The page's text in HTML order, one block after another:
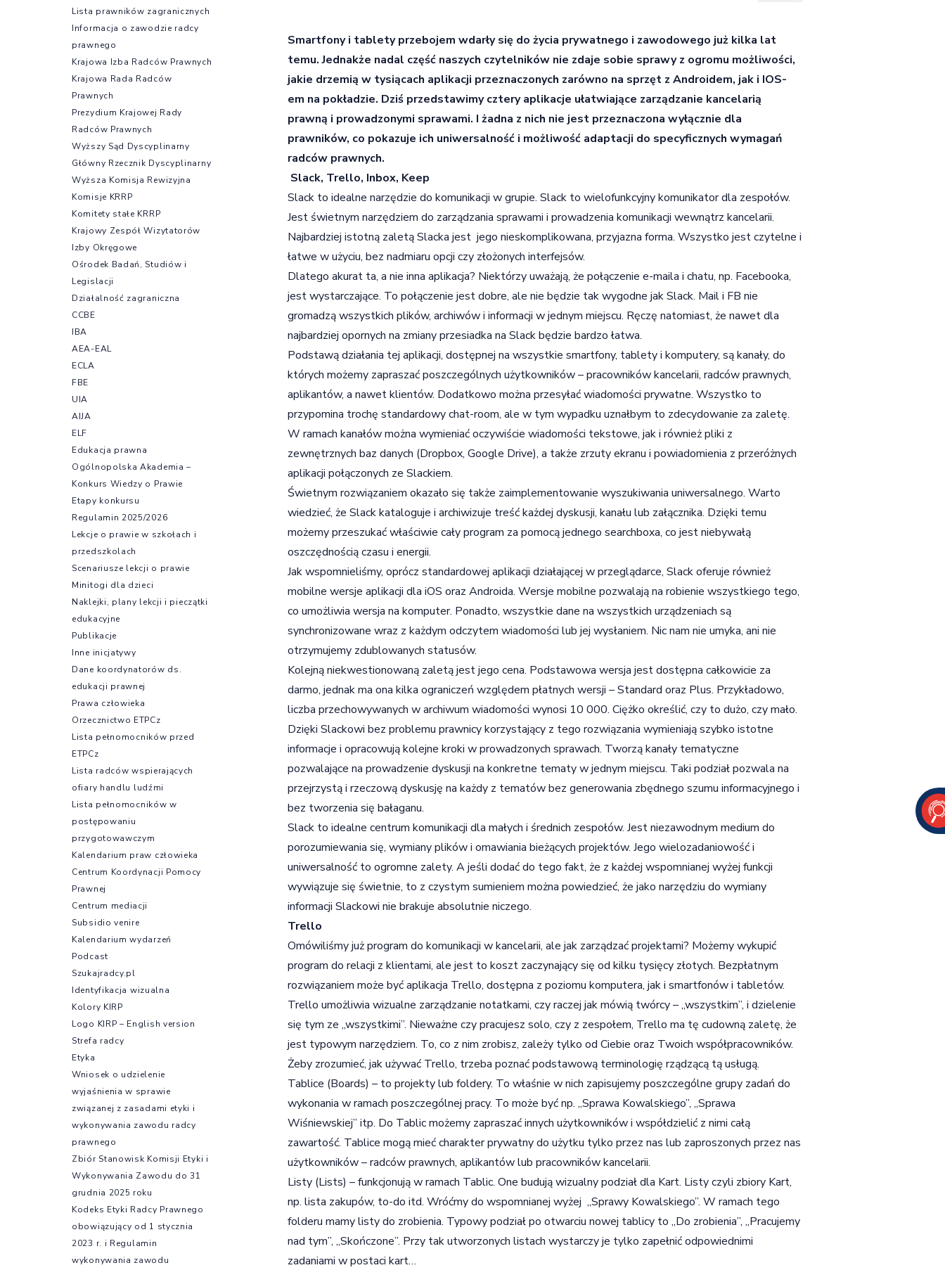
Smartfony i tablety przebojem wdarły się do życia prywatnego i zawodowego już kilka lat
temu. Jednakże nadal część naszych czytelników nie zdaje sobie sprawy z ogromu możliwości,
jakie drzemią w tysiącach aplikacji przeznaczonych zarówno na sprzęt z Androidem, jak i IOS-
em na pokładzie. Dziś przedstawimy cztery aplikacje ułatwiające zarządzanie kancelarią
prawną i prowadzonymi sprawami. I żadna z nich nie jest przeznaczona wyłącznie dla
prawników, co pokazuje ich uniwersalność i możliwość adaptacji do specyficznych wymagań
radców prawnych.
Slack, Trello, Inbox, Keep
Slack to idealne narzędzie do komunikacji w grupie. Slack to wielofunkcyjny komunikator dla zespołów.
Jest świetnym narzędziem do zarządzania sprawami i prowadzenia komunikacji wewnątrz kancelarii.
Najbardziej istotną zaletą Slacka jest jego nieskomplikowana, przyjazna forma. Wszystko jest czytelne i
łatwe w użyciu, bez nadmiaru opcji czy złożonych interfejsów.
Dlatego akurat ta, a nie inna aplikacja? Niektórzy uważają, że połączenie e-maila i chatu, np. Facebooka,
jest wystarczające. To połączenie jest dobre, ale nie będzie tak wygodne jak Slack. Mail i FB nie
gromadzą wszystkich plików, archiwów i informacji w jednym miejscu. Ręczę natomiast, że nawet dla
najbardziej opornych na zmiany przesiadka na Slack będzie bardzo łatwa.
Podstawą działania tej aplikacji, dostępnej na wszystkie smartfony, tablety i komputery, są kanały, do
których możemy zapraszać poszczególnych użytkowników – pracowników kancelarii, radców prawnych,
aplikantów, a nawet klientów. Dodatkowo można przesyłać wiadomości prywatne. Wszystko to
przypomina trochę standardowy chat-room, ale w tym wypadku uznałbym to zdecydowanie za zaletę.
W ramach kanałów można wymieniać oczywiście wiadomości tekstowe, jak i również pliki z
zewnętrznych baz danych (Dropbox, Google Drive), a także zrzuty ekranu i powiadomienia z przeróżnych
aplikacji połączonych ze Slackiem.
Świetnym rozwiązaniem okazało się także zaimplementowanie wyszukiwania uniwersalnego. Warto
wiedzieć, że Slack kataloguje i archiwizuje treść każdej dyskusji, kanału lub załącznika. Dzięki temu
możemy przeszukać właściwie cały program za pomocą jednego searchboxa, co jest niebywałą
oszczędnością czasu i energii.
Jak wspomnieliśmy, oprócz standardowej aplikacji działającej w przeglądarce, Slack oferuje również
mobilne wersje aplikacji dla iOS oraz Androida. Wersje mobilne pozwalają na robienie wszystkiego tego,
co umożliwia wersja na komputer. Ponadto, wszystkie dane na wszystkich urządzeniach są
synchronizowane wraz z każdym odczytem wiadomości lub jej wysłaniem. Nic nam nie umyka, ani nie
otrzymujemy zdublowanych statusów.
Kolejną niekwestionowaną zaletą jest jego cena. Podstawowa wersja jest dostępna całkowicie za
darmo, jednak ma ona kilka ograniczeń względem płatnych wersji – Standard oraz Plus. Przykładowo,
liczba przechowywanych w archiwum wiadomości wynosi 10 000. Ciężko określić, czy to dużo, czy mało.
Dzięki Slackowi bez problemu prawnicy korzystający z tego rozwiązania wymieniają szybko istotne
informacje i opracowują kolejne kroki w prowadzonych sprawach. Tworzą kanały tematyczne
pozwalające na prowadzenie dyskusji na konkretne tematy w jednym miejscu. Taki podział pozwala na
przejrzystą i rzeczową dyskusję na każdy z tematów bez generowania zbędnego szumu informacyjnego i
bez tworzenia się bałaganu.
Slack to idealne centrum komunikacji dla małych i średnich zespołów. Jest niezawodnym medium do
porozumiewania się, wymiany plików i omawiania bieżących projektów. Jego wielozadaniowość i
uniwersalność to ogromne zalety. A jeśli dodać do tego fakt, że z każdej wspomnianej wyżej funkcji
wywiązuje się świetnie, to z czystym sumieniem można powiedzieć, że jako narzędziu do wymiany
informacji Slackowi nie brakuje absolutnie niczego.
Trello
Omówiliśmy już program do komunikacji w kancelarii, ale jak zarządzać projektami? Możemy wykupić
program do relacji z klientami, ale jest to koszt zaczynający się od kilku tysięcy złotych. Bezpłatnym
rozwiązaniem może być aplikacja Trello, dostępna z poziomu komputera, jak i smartfonów i tabletów.
Trello umożliwia wizualne zarządzanie notatkami, czy raczej jak mówią twórcy – „wszystkim”, i dzielenie
się tym ze „wszystkimi”. Nieważne czy pracujesz solo, czy z zespołem, Trello ma tę cudowną zaletę, że
jest typowym narzędziem. To, co z nim zrobisz, zależy tylko od Ciebie oraz Twoich współpracowników.
Żeby zrozumieć, jak używać Trello, trzeba poznać podstawową terminologię rządzącą tą usługą.
Tablice (Boards) – to projekty lub foldery. To właśnie w nich zapisujemy poszczególne grupy zadań do
wykonania w ramach poszczególnej pracy. To może być np. „Sprawa Kowalskiego”, „Sprawa
Wiśniewskiej” itp. Do Tablic możemy zapraszać innych użytkowników i współdzielić z nimi całą
zawartość. Tablice mogą mieć charakter prywatny do użytku tylko przez nas lub zaproszonych przez nas
użytkowników – radców prawnych, aplikantów lub pracowników kancelarii.
Listy (Lists) – funkcjonują w ramach Tablic. One budują wizualny podział dla Kart. Listy czyli zbiory Kart,
np. lista zakupów, to-do itd. Wróćmy do wspomnianej wyżej „Sprawy Kowalskiego”. W ramach tego
folderu mamy listy do zrobienia. Typowy podział po otwarciu nowej tablicy to „Do zrobienia”, „Pracujemy
nad tym”, „Skończone”. Przy tak utworzonych listach wystarczy je tylko zapełnić odpowiednimi
zadaniami w postaci kart…
Lista prawników zagranicznych
Informacja o zawodzie radcy
prawnego
Krajowa Izba Radców Prawnych
Krajowa Rada Radców
Prawnych
Prezydium Krajowej Rady
Radców Prawnych
Wyższy Sąd Dyscyplinarny
Główny Rzecznik Dyscyplinarny
Wyższa Komisja Rewizyjna
Komisje KRRP
Komitety stałe KRRP
Krajowy Zespół Wizytatorów
Izby Okręgowe
Ośrodek Badań, Studiów i
Legislacji
Działalność zagraniczna
CCBE
IBA
AEA-EAL
ECLA
FBE
UIA
AIJA
ELF
Edukacja prawna
Ogólnopolska Akademia –
Konkurs Wiedzy o Prawie
Etapy konkursu
Regulamin 2025/2026
Lekcje o prawie w szkołach i
przedszkolach
Scenariusze lekcji o prawie
Minitogi dla dzieci
Naklejki, plany lekcji i pieczątki
edukacyjne
Publikacje
Inne inicjatywy
Dane koordynatorów ds.
edukacji prawnej
Prawa człowieka
Orzecznictwo ETPCz
Lista pełnomocników przed
ETPCz
Lista radców wspierających
ofiary handlu ludźmi
Lista pełnomocników w
postępowaniu
przygotowawczym
Kalendarium praw człowieka
Centrum Koordynacji Pomocy
Prawnej
Centrum mediacji
Subsidio venire
Kalendarium wydarzeń
Podcast
Szukajradcy.pl
Identyfikacja wizualna
Kolory KIRP
Logo KIRP – English version
Strefa radcy
Etyka
Wniosek o udzielenie
wyjaśnienia w sprawie
związanej z zasadami etyki i
wykonywania zawodu radcy
prawnego
Zbiór Stanowisk Komisji Etyki i
Wykonywania Zawodu do 31
grudnia 2025 roku
Kodeks Etyki Radcy Prawnego
obowiązujący od 1 stycznia
2023 r. i Regulamin
wykonywania zawodu